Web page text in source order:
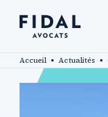
contenu
principal
Accueil Actualités